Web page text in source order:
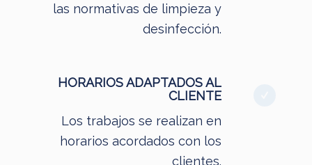
las normativas de limpieza y
desinfección.
HORARIOS ADAPTADOS AL
CLIENTE
Los trabajos se realizan en
horarios acordados con los
clientes.